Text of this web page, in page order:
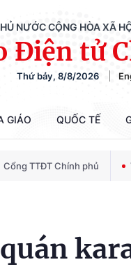
NƯỚC CỘNG HÒA XÃ
Điện tử
Thứ bảy, 8/8/2026
GIÁO QUỐC TẾ
Cổng TTĐT Chính phủ